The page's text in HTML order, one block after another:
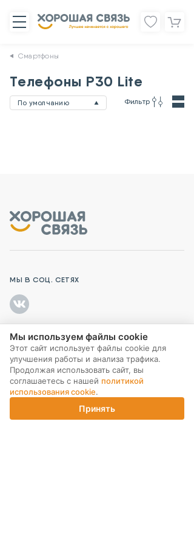
Смартфоны
Телефоны P30 Lite
По умолчанию Фильтр
Корзина
ИНТЕРНЕТ-МАГАЗИН
МЫ В СОЦ. СЕТЯХ
ПОДПИСКА НА РАССЫЛКУ
Мы используем файлы cookie
Этот сайт использует файлы cookie для
улучшения работы и анализа трафика.
Продолжая использовать сайт, вы
соглашаетесь с нашей политикой
использования cookie.
Принять